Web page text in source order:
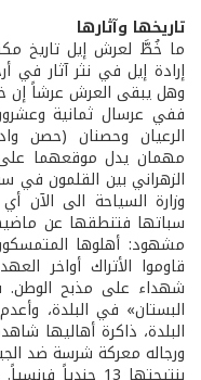
تاريخها وآثارها
ما خُطَّ لعرش إيل تاريخ
إرادة إيل في نثر آثار في
وهل يبقى العرش عرشاً إن
ففي عرسال ثمانية
الرعيان وحصنان (حصن
مهمان يدل موقعهما على
الزهراني بين القلمون في
وزارة السياحة الى الآن
سباتها فتنطقها عن
مشهود: أهلوها
قاوموا الأتراك أواخر
شهداء على مذبح
البستان» في البلدة،
البلدة، ذاكرة أهاليها
ورجاله معركة شرسة ضد